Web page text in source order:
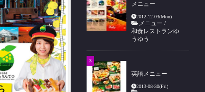
メニュー
2012-12-03(Mon)
メニュー /
和食レストランゆ
うゆう
英語メニュー
2013-08-30(Fri)